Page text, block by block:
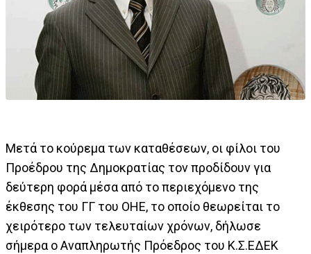
Μετά το κούρεμα των καταθέσεων, οι φίλοι του
Προέδρου της Δημοκρατίας τον προδίδουν για
δεύτερη φορά μέσα από το περιεχόμενο της
έκθεσης του ΓΓ του ΟΗΕ, το οποίο θεωρείται το
χειρότερο των τελευταίων χρόνων, δήλωσε
σήμερα ο Αναπληρωτής Πρόεδρος του Κ.Σ.ΕΔΕΚ